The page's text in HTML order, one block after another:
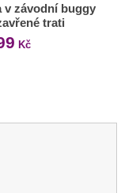
v závodní buggy
trati
Kč